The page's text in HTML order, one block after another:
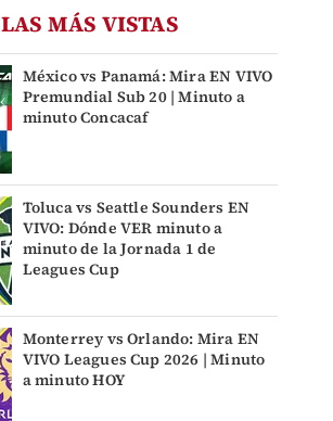
LAS MÁS VISTAS
México vs Panamá: Mira EN VIVO
Premundial Sub 20 | Minuto a
minuto Concacaf
Toluca vs Seattle Sounders EN
VIVO: Dónde VER minuto a
minuto de la Jornada 1 de
Leagues Cup
Monterrey vs Orlando: Mira EN
VIVO Leagues Cup 2026 | Minuto
a minuto HOY